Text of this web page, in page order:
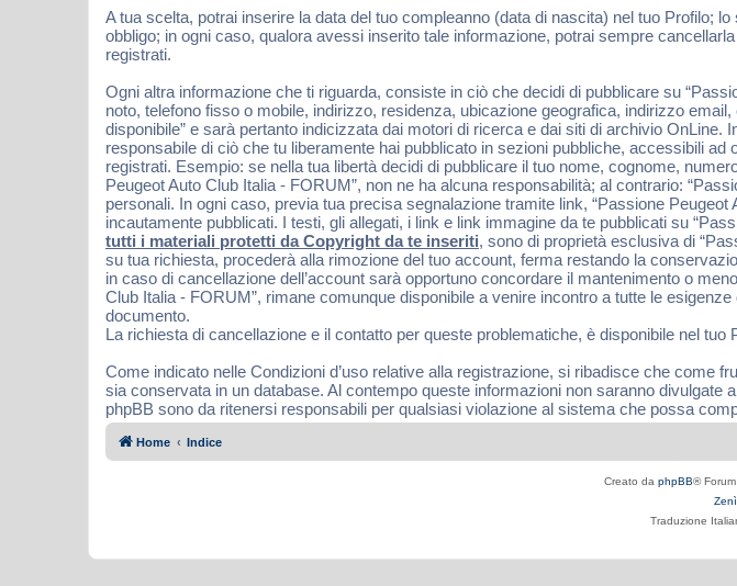
A tua scelta, potrai inserire la data del tuo compleanno (data di nascita) nel tuo Profilo;
obbligo; in ogni caso, qualora avessi inserito tale informazione, potrai sempre
registrati.
Ogni altra informazione che ti riguarda, consiste in ciò che decidi di pubblicare su
noto, telefono fisso o mobile, indirizzo, residenza, ubicazione geografica, indirizzo
disponibile” e sarà pertanto indicizzata dai motori di ricerca e dai siti di archivio
responsabile di ciò che tu liberamente hai pubblicato in sezioni pubbliche, accessibili
registrati. Esempio: se nella tua libertà decidi di pubblicare il tuo nome, cognome,
Peugeot Auto Club Italia - FORUM”, non ne ha alcuna responsabilità; al contrario:
personali. In ogni caso, previa tua precisa segnalazione tramite link, “Passione
incautamente pubblicati. I testi, gli allegati, i link e link immagine da te pubblicati su
tutti i materiali protetti da Copyright da te inseriti, sono di proprietà esclusiva di
su tua richiesta, procederà alla rimozione del tuo account, ferma restando la
in caso di cancellazione dell’account sarà opportuno concordare il mantenimento o
Club Italia - FORUM”, rimane comunque disponibile a venire incontro a tutte le
documento.
La richiesta di cancellazione e il contatto per queste problematiche, è disponibile nel
Come indicato nelle Condizioni d’uso relative alla registrazione, si ribadisce che come
sia conservata in un database. Al contempo queste informazioni non saranno
phpBB sono da ritenersi responsabili per qualsiasi violazione al sistema che possa
Home Indice
Creato da phpBB®
Traduzione